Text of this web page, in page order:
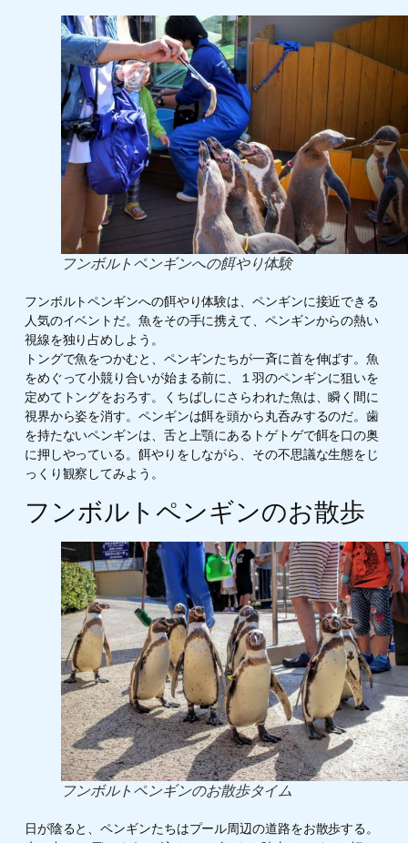
フンボルトペンギンへの餌やり体験
フンボルトペンギンへの餌やり体験は、ペンギンに接近できる
人気のイベントだ。魚をその手に携えて、ペンギンからの熱い
視線を独り占めしよう。
トングで魚をつかむと、ペンギンたちが一斉に首を伸ばす。魚
をめぐって小競り合いが始まる前に、１羽のペンギンに狙いを
定めてトングをおろす。くちばしにさらわれた魚は、瞬く間に
視界から姿を消す。ペンギンは餌を頭から丸呑みするのだ。歯
を持たないペンギンは、舌と上顎にあるトゲトゲで餌を口の奥
に押しやっている。餌やりをしながら、その不思議な生態をじ
っくり観察してみよう。
フンボルトペンギンのお散歩
フンボルトペンギンのお散歩タイム
日が陰ると、ペンギンたちはプール周辺の道路をお散歩する。